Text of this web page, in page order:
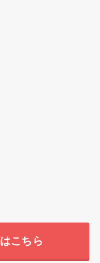
こちら